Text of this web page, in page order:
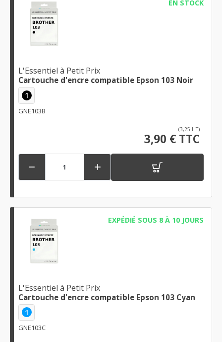
EN STOCK
L'Essentiel à Petit Prix
Cartouche d'encre compatible Epson 103 Noir
1
GNE103B
(3,25 HT)
3,90 € TTC
 
EXPÉDIÉ SOUS 8 À 10 JOURS
L'Essentiel à Petit Prix
Cartouche d'encre compatible Epson 103 Cyan
1
GNE103C